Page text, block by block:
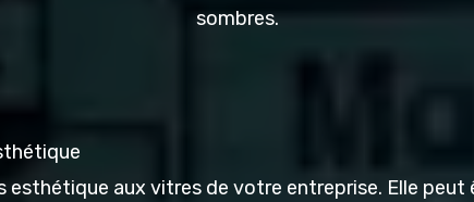
sombres.
aux vitres de votre entreprise. Elle peut